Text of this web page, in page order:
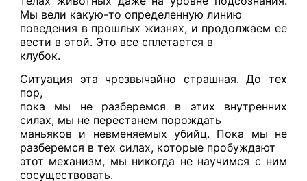
Мы вели какую-то определенную линию
поведения в прошлых жизнях, и продолжаем ее
вести в этой. Это все сплетается в
клубок.
Ситуация эта чрезвычайно страшная. До тех
пор,
пока мы не разберемся в этих внутренних
силах, мы не перестанем порождать
маньяков и невменяемых убийц. Пока мы не
разберемся в тех силах, которые пробуждают
этот механизм, мы никогда не научимся с ним
сосуществовать.